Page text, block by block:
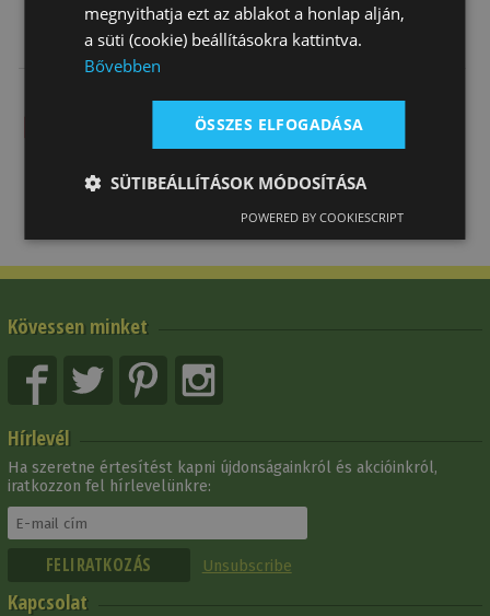
Kobak Tisztító
Lovaglókobak
Klasszikus
Ponto…
Lovaglókobak
Kövessen minket
Hírlevél
Ha szeretne értesítést kapni újdonságainkról és akcióinkról,
iratkozzon fel hírlevelünkre:
Unsubscribe
Kapcsolat
megnyithatja ezt az ablakot a honlap alján,
a süti (cookie) beállításokra kattintva.
Bővebben
ÖSSZES ELFOGADÁSA
SÜTIBEÁLLÍTÁSOK MÓDOSÍTÁSA
POWERED BY COOKIESCRIPT